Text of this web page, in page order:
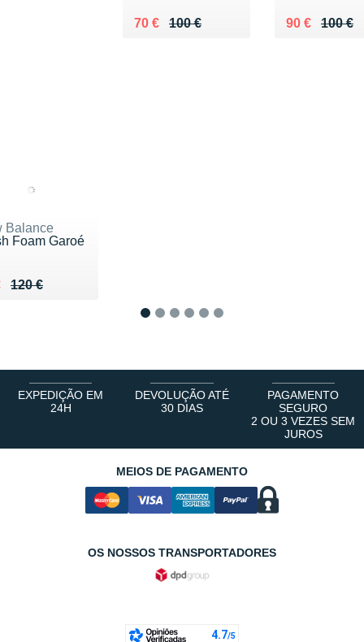
100 €
Au lieu de 100 €
70 €
Vendu 70 € 100 €
Au lieu de
90 €
Vendu 90 €
Balance
Foam Garoé
120 €
de 120 €
95 €
EXPEDIÇÃO EM
24H
DEVOLUÇÃO ATÉ
30 DIAS
PAGAMENTO
SEGURO
2 OU 3 VEZES SEM
JUROS
MEIOS DE PAGAMENTO
OS NOSSOS TRANSPORTADORES